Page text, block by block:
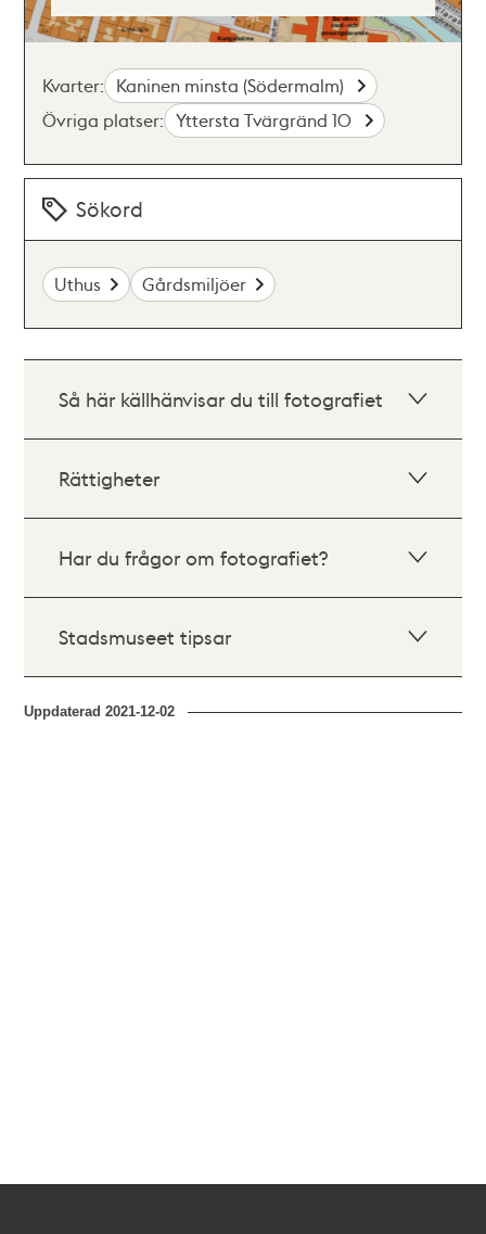
Kvarter: Kaninen minsta (Södermalm)
Övriga platser: Yttersta Tvärgränd 10
Sökord
Uthus Gårdsmiljöer
Så här källhänvisar du till fotografiet
Rättigheter
Har du frågor om fotografiet?
Stadsmuseet tipsar
Uppdaterad2021-12-02